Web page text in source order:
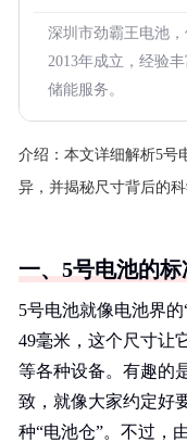
深圳市劲霸王电池
2013年成立，经验
储能服务。
介绍： 本文详细解析5号
异，并揭秘尺寸背后的
一、5号电池的
5号电池就像电池界
49毫米，这个尺寸让
等各种设备。有趣的
致，就像大家约定好
种“电池仓”。不过，